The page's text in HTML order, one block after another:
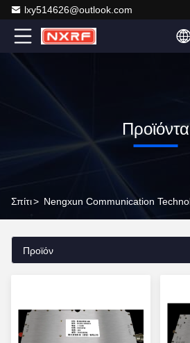
lxy514626@outlook.com
Προϊόντα
Σπίτι>
Προϊόν